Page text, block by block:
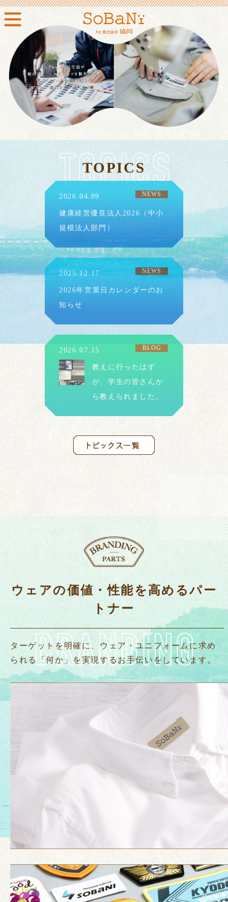
TOPICS
2026.04.09 NEWS
健康経営優良法人2026（中小
規模法人部門）
2025.12.17 NEWS
2026年営業日カレンダーのお
知らせ
2026.07.15 BLOG
教えに行ったはず
が、学生の皆さんか
ら教えられました。
ウェアの価値・性能を高めるパー
トナー
ターゲットを明確に、ウェア・ユニフォームに求め
られる「何か」を実現するお手伝いをしています。